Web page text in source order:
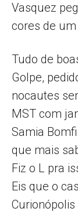
Vasquez
cores de
Tudo de
Golpe,
nocautes
MST com
Samia
que mais
Fiz o L pra
Eis que o